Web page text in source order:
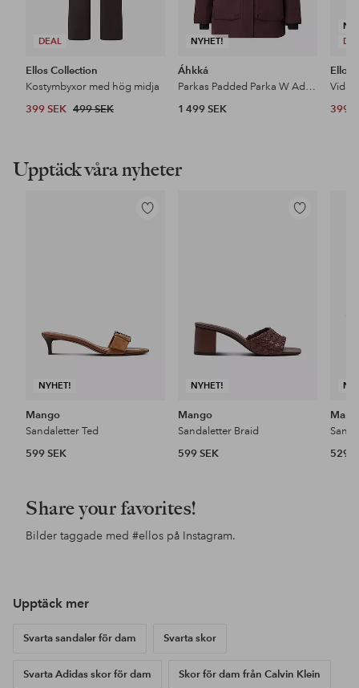
DEAL
Ellos Collection
Kostymbyxor med hög midja
399 SEK 499 SEK
NYHET!
Áhkká
Parkas Padded Parka W Adjustable Waist
1 499 SEK
Ellos
399
Upptäck våra nyheter
NYHET!
Lägg
Mango
Sandaletter Ted
599 SEK
NYHET!
Lägg
Mango
Sandaletter Braid
599 SEK
529
Share your favorites!
Bilder taggade med #ellos på Instagram.
Upptäck mer
Svarta sandaler för dam Svarta skor
Svarta Adidas skor för dam Skor för dam från Calvin Klein